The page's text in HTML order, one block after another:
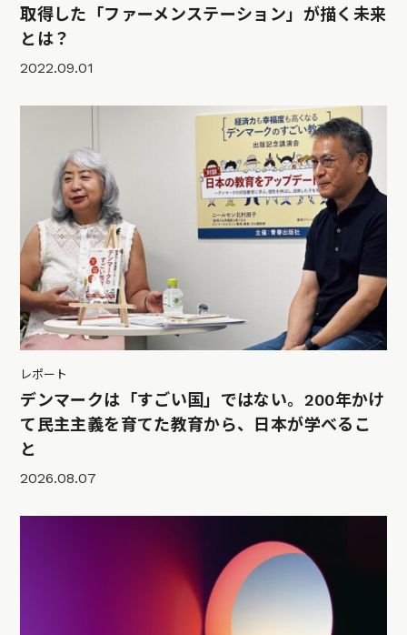
取得した「ファーメンステーション」が描く未来
とは？
2022.09.01
レポート
デンマークは「すごい国」ではない。200年かけ
て民主主義を育てた教育から、日本が学べるこ
と
2026.08.07